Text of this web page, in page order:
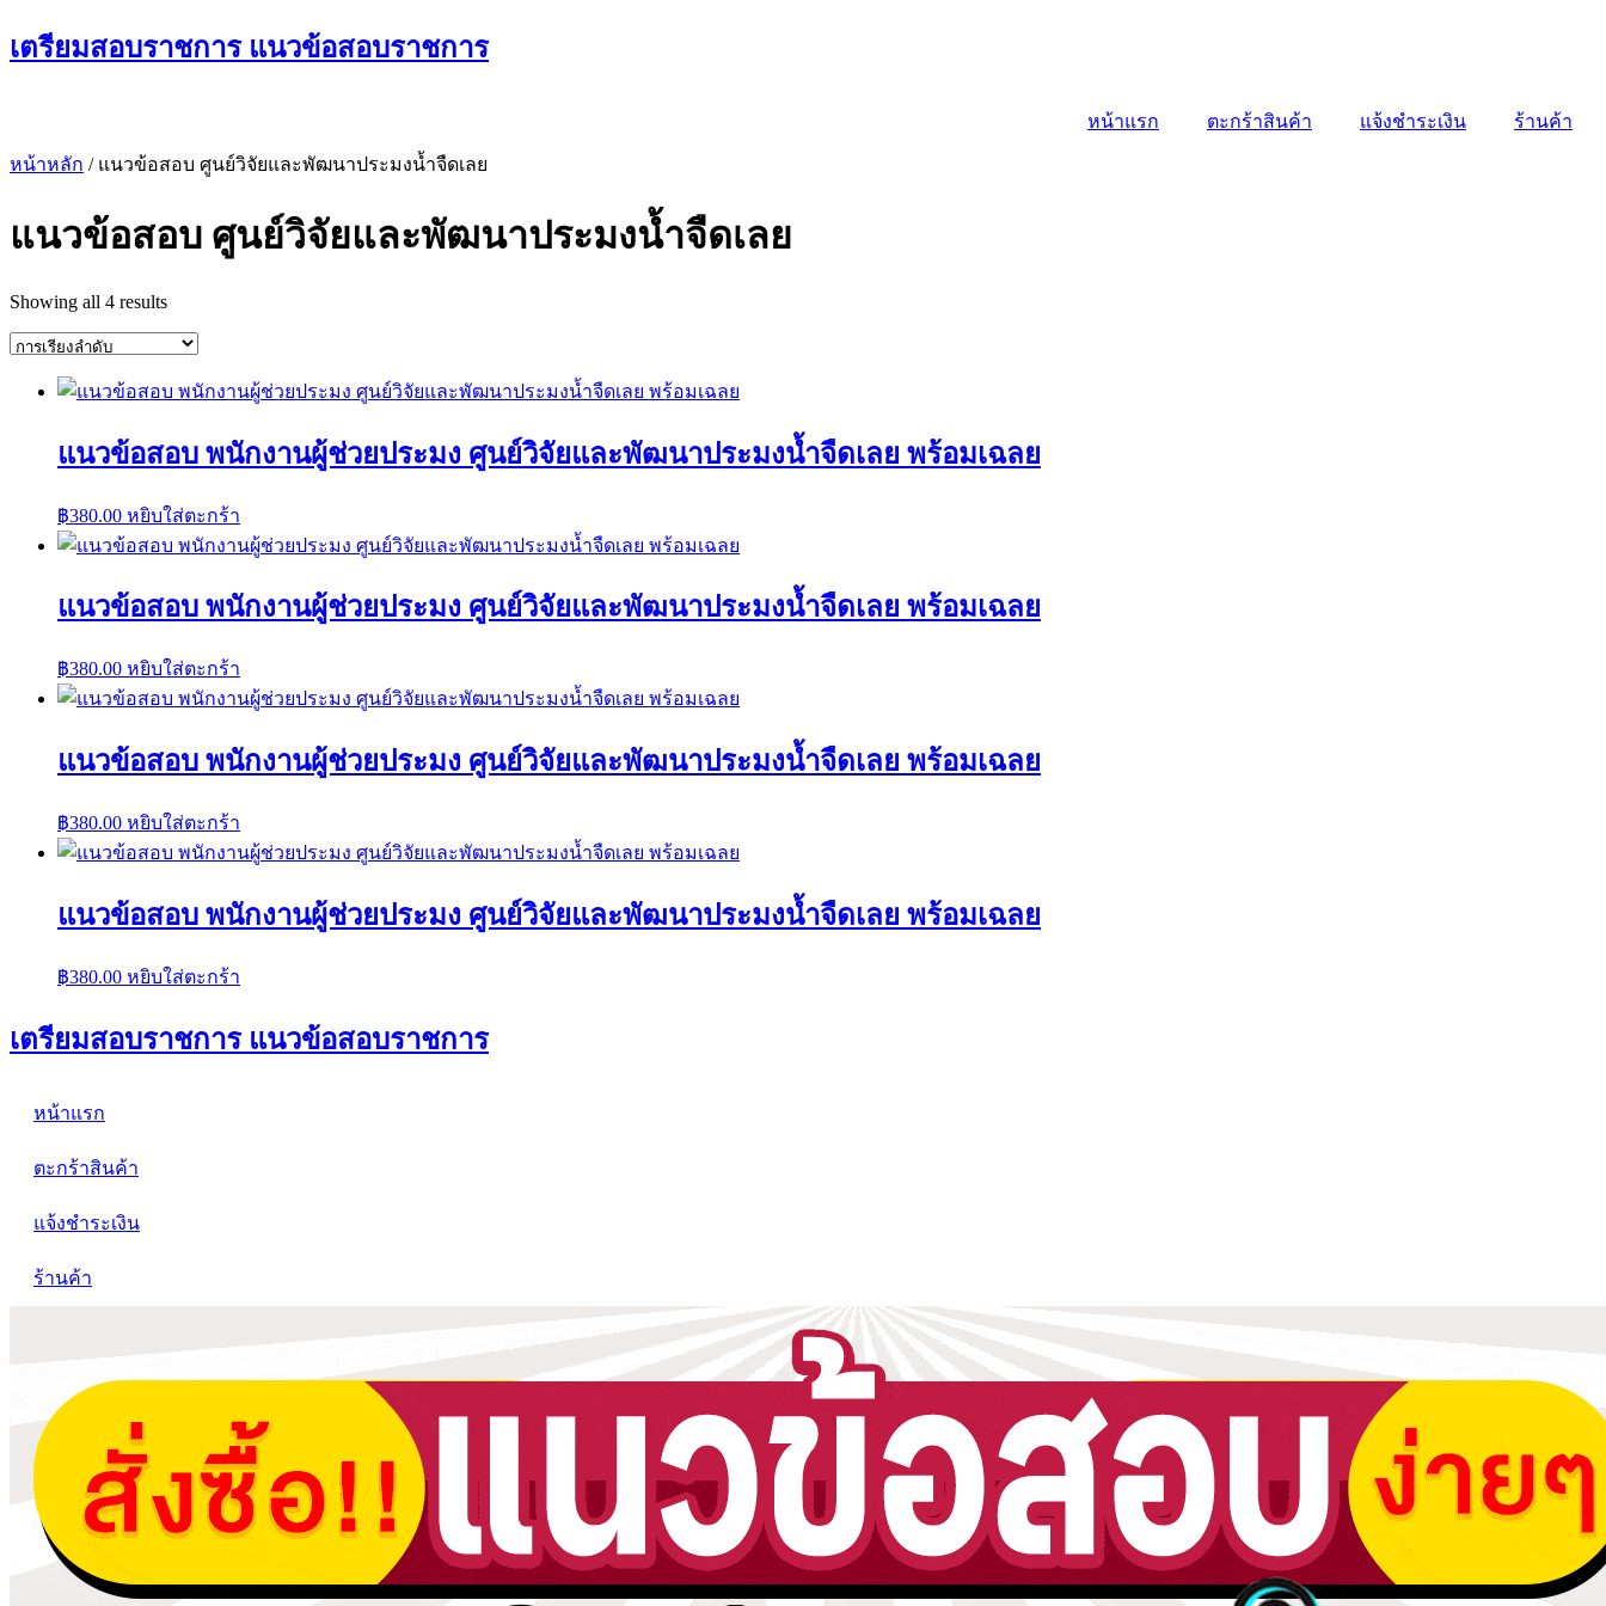
Skip
to
เตรียมสอบราชการ แนวข้อสอบราชการ
หน้าแรก ตะกร้าสินค้า แจ้งชำระเงิน ร้านค้า
หน้าหลัก / แนวข้อสอบ ศูนย์วิจัยและพัฒนาประมงน้ำจืดเลย
แนวข้อสอบ ศูนย์วิจัยและพัฒนาประมงน้ำจืดเลย
Showing all 4 results
แนวข้อสอบ พนักงานผู้ช่วยประมง ศูนย์วิจัยและพัฒนาประมงน้ำจืดเลย พร้อมเฉลย
฿380.00 หยิบใส่ตะกร้า
แนวข้อสอบ พนักงานผู้ช่วยประมง ศูนย์วิจัยและพัฒนาประมงน้ำจืดเลย พร้อมเฉลย
฿380.00 หยิบใส่ตะกร้า
แนวข้อสอบ พนักงานผู้ช่วยประมง ศูนย์วิจัยและพัฒนาประมงน้ำจืดเลย พร้อมเฉลย
฿380.00 หยิบใส่ตะกร้า
แนวข้อสอบ พนักงานผู้ช่วยประมง ศูนย์วิจัยและพัฒนาประมงน้ำจืดเลย พร้อมเฉลย
฿380.00 หยิบใส่ตะกร้า
เตรียมสอบราชการ แนวข้อสอบราชการ
หน้าแรก
ตะกร้าสินค้า
แจ้งชำระเงิน
ร้านค้า